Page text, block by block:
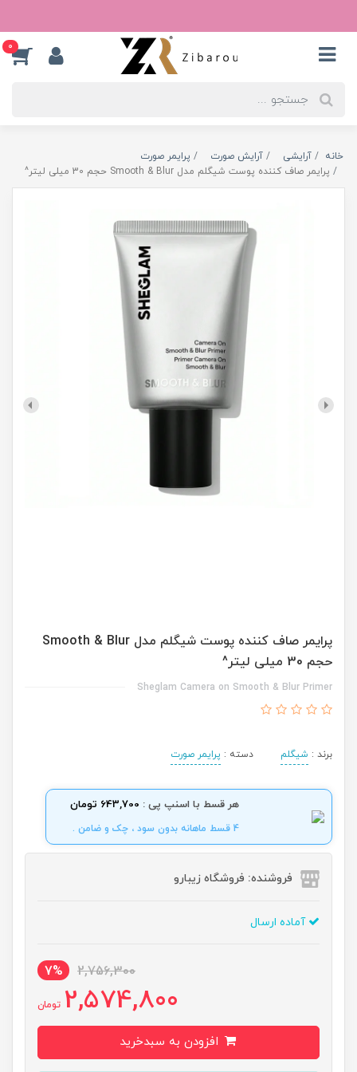
0
خانه آرایشی آرایش صورت
پرایمر صورت
پرایمر صاف کننده پوست شیگلم مدل Smooth & Blur حجم 30 میلی لیتر^
پرایمر صاف کننده پوست شیگلم مدل Smooth & Blur
حجم 30 میلی لیتر^
Sheglam Camera on Smooth & Blur Primer
برند : شیگلم دسته : پرایمر صورت
هر قسط با اسنپ پی : 643,700 تومان
4 قسط ماهانه بدون سود ، چک و ضامن .
فروشنده: فروشگاه زیبارو
آماده ارسال
2,756,300
7%
2,574,800 تومان